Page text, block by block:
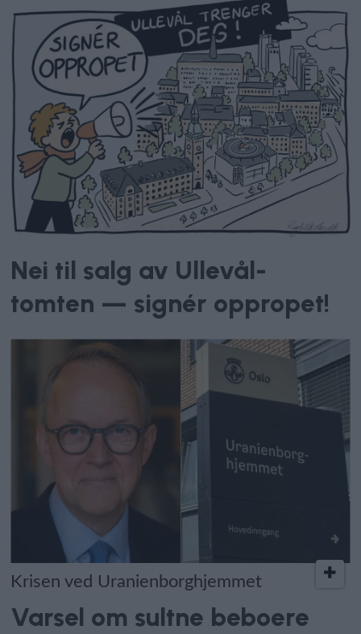
Nei til salg av Ullevål-
tomten — signér oppropet!
Krisen ved Uranienborghjemmet
Varsel om sultne beboere